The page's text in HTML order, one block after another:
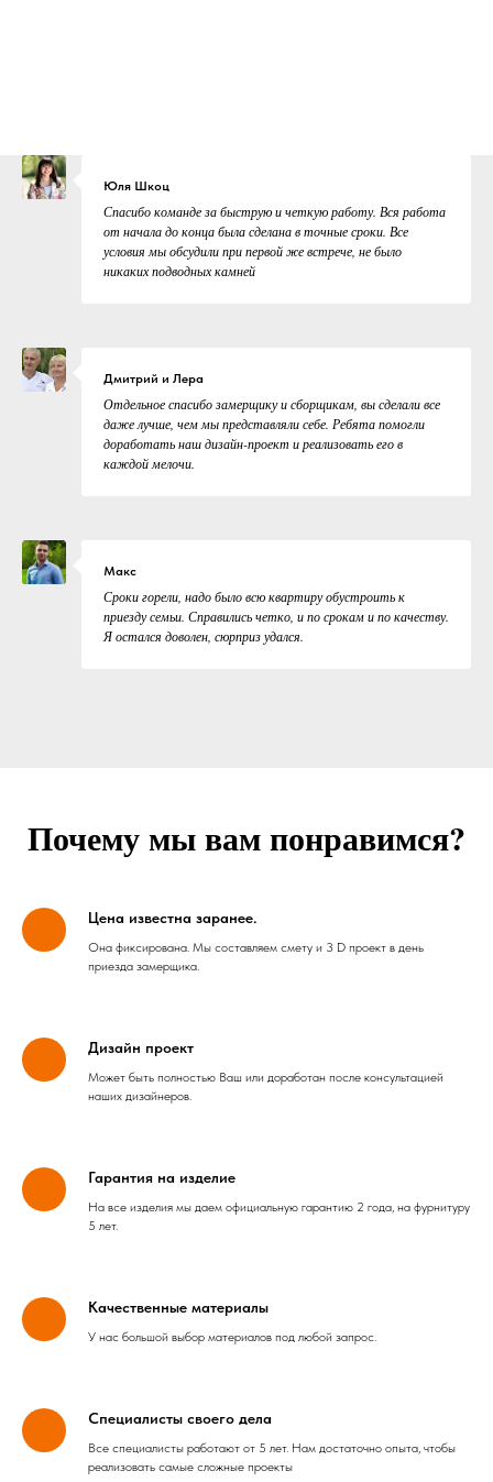
Юля Шкоц
Спасибо команде за быструю и четкую работу. Вся работа
от начала до конца была сделана в точные сроки. Все
условия мы обсудили при первой же встрече, не было
никаких подводных камней
Дмитрий и Лера
Отдельное спасибо замерщику и сборщикам, вы сделали все
даже лучше, чем мы представляли себе. Ребята помогли
доработать наш дизайн-проект и реализовать его в
каждой мелочи.
Макс
Сроки горели, надо было всю квартиру обустроить к
приезду семьи. Справились четко, и по срокам и по качеству.
Я остался доволен, сюрприз удался.
Почему мы вам понравимся?
Цена известна заранее.
Она фиксирована. Мы составляем смету и 3 D проект в день
приезда замерщика.
Дизайн проект
Может быть полностью Ваш или доработан после консультацией
наших дизайнеров.
Гарантия на изделие
На все изделия мы даем официальную гарантию 2 года, на фурнитуру
5 лет.
Качественные материалы
У нас большой выбор материалов под любой запрос.
Специалисты своего дела
Все специалисты работают от 5 лет. Нам достаточно опыта, чтобы
реализовать самые сложные проекты